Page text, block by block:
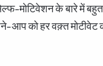
मोटिवेशन के बारे में बहुत
आप को हर वक़्त